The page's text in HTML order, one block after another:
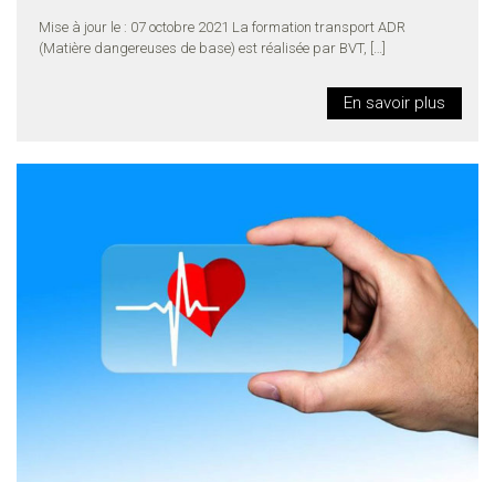
Mise à jour le : 07 octobre 2021 La formation transport ADR
(Matière dangereuses de base) est réalisée par BVT,
En savoir plus